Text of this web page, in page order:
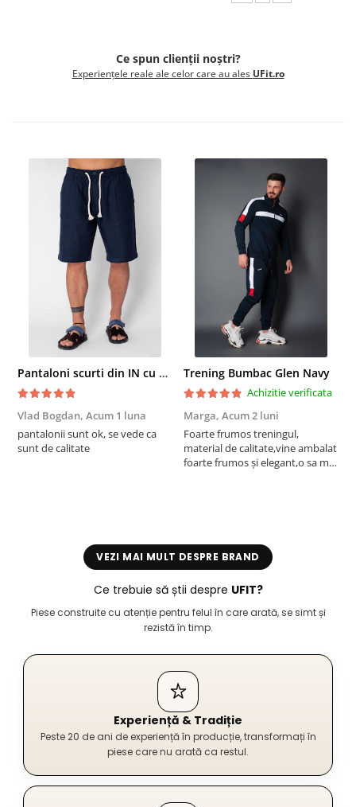
Ce spun clienții noștri?
Experiențele reale ale celor care au ales UFit.ro
Pantaloni scurti din IN cu nasture si snur Navy
Vlad Bogdan, Acum 1 luna
pantalonii sunt ok, se vede ca
sunt de calitate
Trening Bumbac Glen Navy
Achizitie verificata
Marga, Acum 2 luni
Foarte frumos treningul,
material de calitate,vine ambalat
foarte frumos și elegant,o sa mai
VEZI MAI MULT DESPRE BRAND
Ce trebuie să știi despre UFIT?
Piese construite cu atenție pentru felul în care arată, se simt și
rezistă în timp.
Experiență & Tradiție
Peste 20 de ani de experiență în producție, transformați în
piese care nu arată ca restul.